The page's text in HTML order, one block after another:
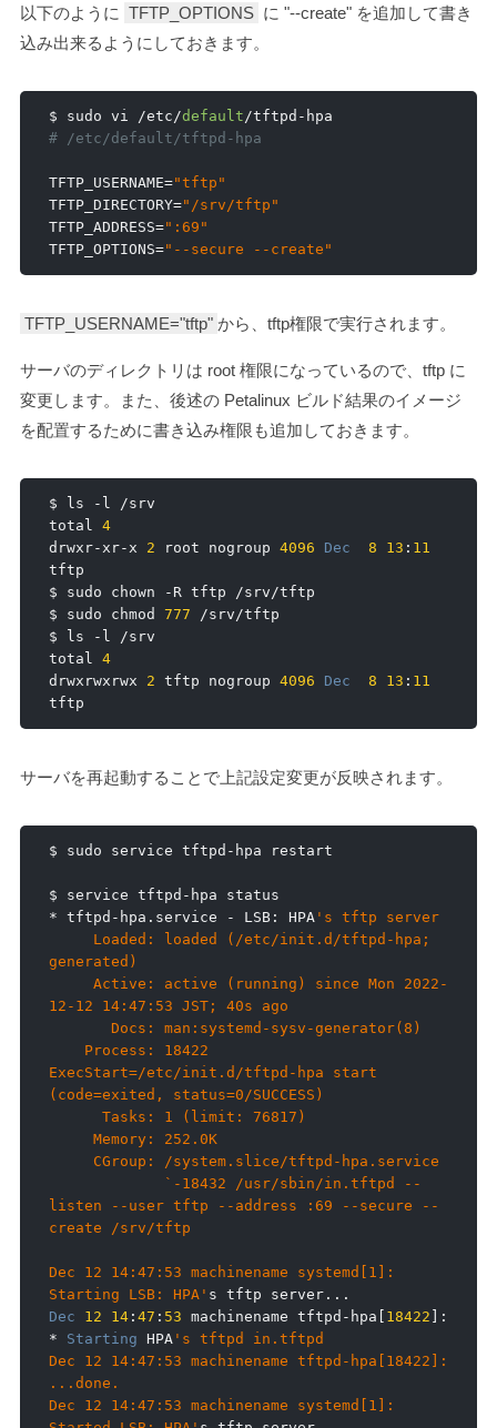
以下のように TFTP_OPTIONS に "--create" を追加して書き
込み出来るようにしておきます。
$ sudo vi /etc/default/tftpd -
# /etc/default/tftpd-hpa
TFTP_USERNAME="tftp"
TFTP_DIRECTORY="/srv/tftp"
TFTP_ADDRESS=":69"
TFTP_OPTIONS="--secure --create"
TFTP_USERNAME="tftp" から、tftp権限で実行されます。
サーバのディレクトリは root 権限になっているので、tftp に
変更します。また、後述の Petalinux ビルド結果のイメージ
を配置するために書き込み権限も追加しておきます。
$ ls - l /srv
total 4
drwxr-xr-x 2 root nogroup 4096 Dec 8 13 : 11
tftp
$ sudo chown
- R tftp /srv/tftp
$ sudo chmod 777 /srv/tftp
$ ls
- l /srv
total 4
drwxrwxrwx 2 tftp nogroup 4096 Dec 8 13 : 11
tftp
サーバを再起動することで上記設定変更が反映されます。
$ sudo service tftpd - hpa restart
$ service tftpd -
* tftpd - hpa . service - LSB: HPA's tftp server
generated)
12-12 14:47:53 JST; 40s ago
ExecStart=/etc/init.d/tftpd-hpa start
(code=exited, status=0/SUCCESS)
listen --user tftp --address :69 --secure --
create /srv/tftp
Dec 12 14:47:53 machinename systemd[1]:
Starting LSB: HPA' s tftp server...
Dec
12 14: 47 : 53 machinename tftpd - hpa 18422 ]:
*
Starting HPA's tftpd in.tftpd
Dec 12 14:47:53 machinename tftpd-hpa[18422]:
...done.
Dec 12 14:47:53 machinename systemd[1]: